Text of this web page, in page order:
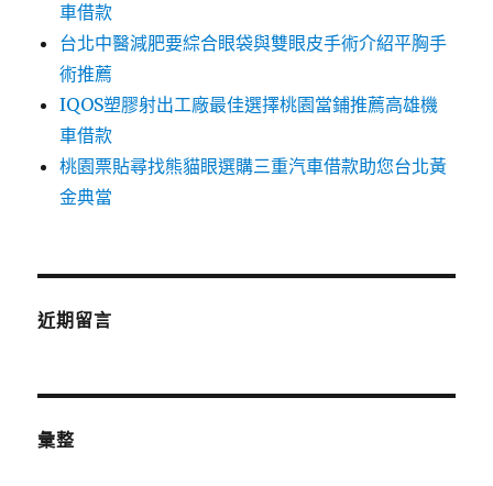
車借款
台北中醫減肥要綜合眼袋與雙眼皮手術介紹平胸手
術推薦
IQOS塑膠射出工廠最佳選擇桃園當鋪推薦高雄機
車借款
桃園票貼尋找熊貓眼選購三重汽車借款助您台北黃
金典當
近期留言
彙整